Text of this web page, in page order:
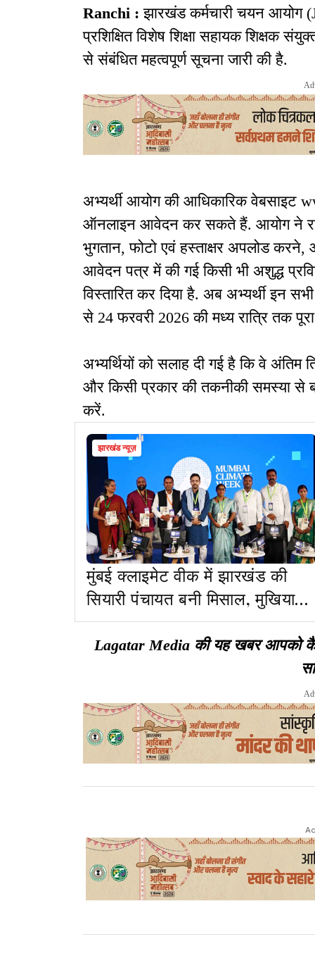
Ranchi :झारखंड कर्मचारी चयन आयोग
प्रशिक्षित विशेष शिक्षा सहायक शिक्षक
से संबंधित महत्वपूर्ण सूचना जारी की है.
अभ्यर्थी आयोग की आधिकारिक वेबसाइट
ऑनलाइन आवेदन कर सकते हैं. आयोग ने
भुगतान, फोटो एवं हस्ताक्षर अपलोड
आवेदन पत्र में की गई किसी भी अशुद्ध
विस्तारित कर दिया है. अब अभ्यर्थी इन
से 24 फरवरी 2026 की मध्य रात्रि तक
अभ्यर्थियों को सलाह दी गई है कि वे
और किसी प्रकार की तकनीकी समस्या
करें.
झारखंड न्यूज़
मुंबई क्लाइमेट वीक में झारखंड की
सियारी पंचायत बनी मिसाल, मुखिया
रामवृक्ष को राष्ट्रीय पहचान
Lagatar Media की यह खबर आपको